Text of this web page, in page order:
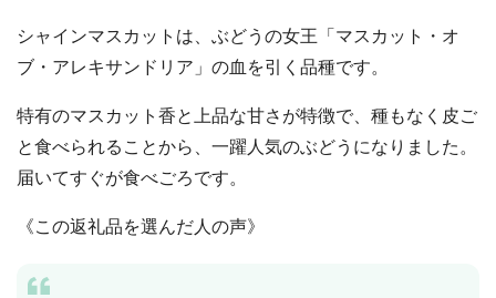
シャインマスカットは、ぶどうの女王「マスカット・オ
ブ・アレキサンドリア」の血を引く品種です。
特有のマスカット香と上品な甘さが特徴で、種もなく皮ご
と食べられることから、一躍人気のぶどうになりました。
届いてすぐが食べごろです。
《この返礼品を選んだ人の声》